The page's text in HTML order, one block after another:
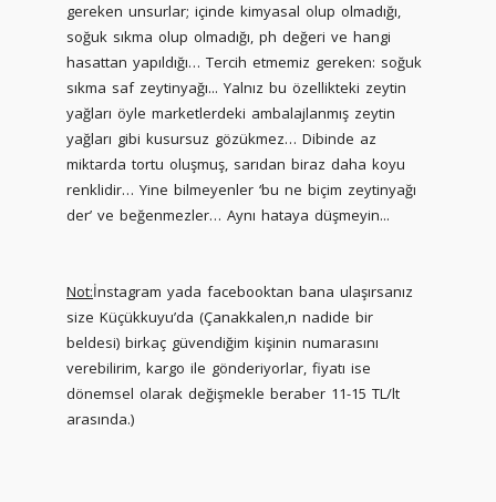
gereken unsurlar; içinde kimyasal olup olmadığı,
soğuk sıkma olup olmadığı, ph değeri ve hangi
hasattan yapıldığı… Tercih etmemiz gereken: soğuk
sıkma saf zeytinyağı... Yalnız bu özellikteki zeytin
yağları öyle marketlerdeki ambalajlanmış zeytin
yağları gibi kusursuz gözükmez… Dibinde az
miktarda tortu oluşmuş, sarıdan biraz daha koyu
renklidir… Yine bilmeyenler ‘bu ne biçim zeytinyağı
der’ ve beğenmezler… Aynı hataya düşmeyin...
Not:İnstagram yada facebooktan bana ulaşırsanız
size Küçükkuyu’da (Çanakkalen,n nadide bir
beldesi) birkaç güvendiğim kişinin numarasını
verebilirim, kargo ile gönderiyorlar, fiyatı ise
dönemsel olarak değişmekle beraber 11-15 TL/lt
arasında.)